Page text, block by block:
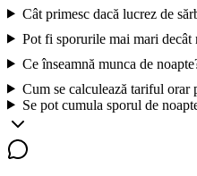
Cât primesc dacă lucrez de
Pot fi sporurile mai mari decât
Ce înseamnă munca de
Cum se calculează tariful orar
Se pot cumula sporul de